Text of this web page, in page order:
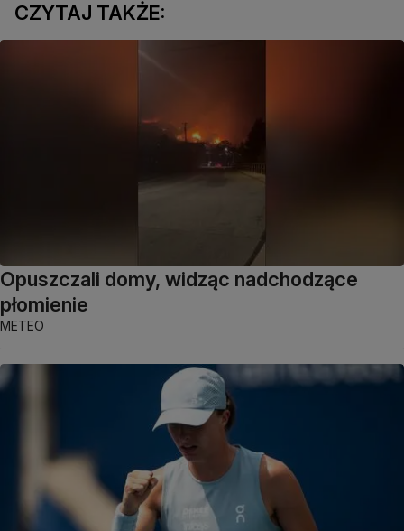
CZYTAJ TAKŻE:
Opuszczali domy, widząc nadchodzące
płomienie
METEO